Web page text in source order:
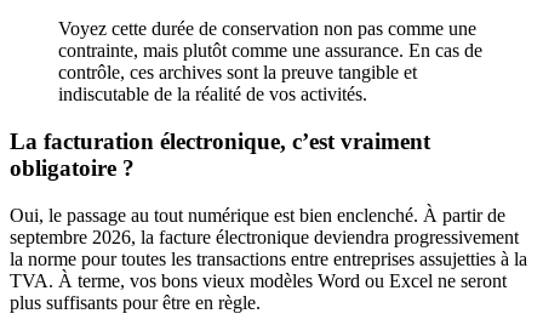
Voyez cette durée de conservation non pas comme une
contrainte, mais plutôt comme une assurance. En cas de
contrôle, ces archives sont la preuve tangible et
indiscutable de la réalité de vos activités.
La facturation électronique, c’est vraiment
obligatoire ?
Oui, le passage au tout numérique est bien enclenché. À partir de
septembre 2026, la facture électronique deviendra progressivement
la norme pour toutes les transactions entre entreprises assujetties à la
TVA. À terme, vos bons vieux modèles Word ou Excel ne seront
plus suffisants pour être en règle.